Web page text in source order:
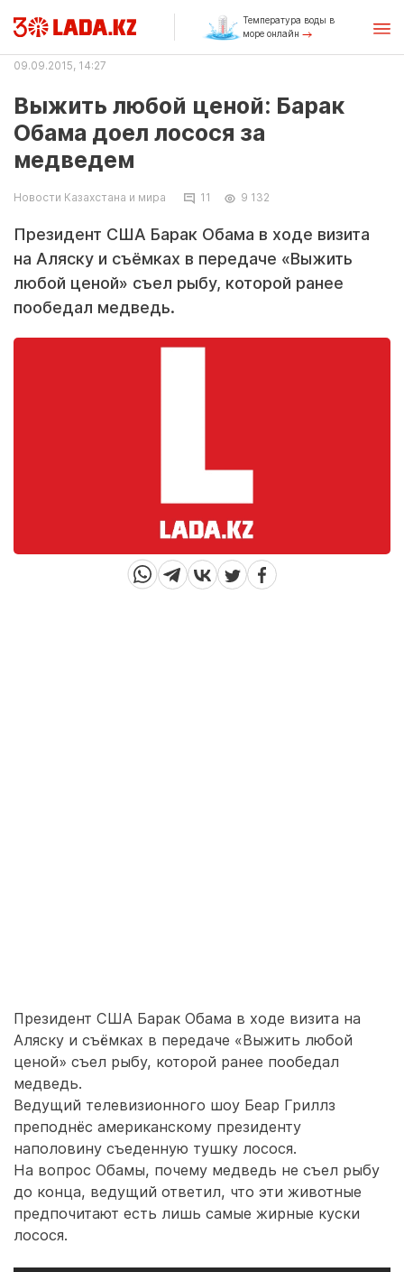
Температура воды в
море онлайн
09.09.2015, 14:27
Выжить любой ценой: Барак
Обама доел лосося за
медведем
Новости Казахстана и мира 11 9 132
Президент США Барак Обама в ходе визита
на Аляску и съёмках в передаче «Выжить
любой ценой» съел рыбу, которой ранее
пообедал медведь.
Президент США Барак Обама в ходе визита на
Аляску и съёмках в передаче «Выжить любой
ценой» съел рыбу, которой ранее пообедал
медведь.
Ведущий телевизионного шоу Беар Гриллз
преподнёс американскому президенту
наполовину съеденную тушку лосося.
На вопрос Обамы, почему медведь не съел рыбу
до конца, ведущий ответил, что эти животные
предпочитают есть лишь самые жирные куски
лосося.